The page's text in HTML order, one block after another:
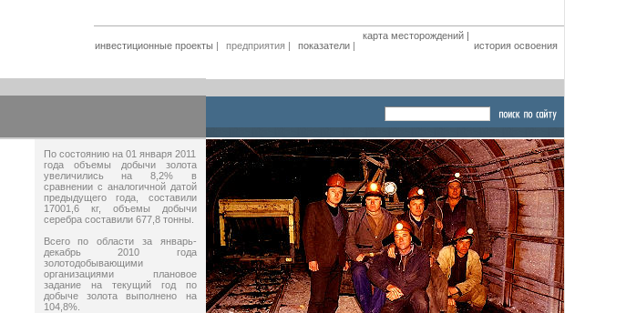
инвестиционные проекты | предприятия| показатели|
карта месторождений|
история освоения
По состоянию на 01 января 2011
года объемы добычи золота
увеличились на 8,2% в
сравнении с аналогичной датой
предыдущего года, составили
17001,6 кг, объемы добычи
серебра составили 677,8 тонны.
Всего по области за январь-
декабрь 2010 года
золотодобывающими
организациями плановое
задание на текущий год по
добыче золота выполнено на
104,8%.